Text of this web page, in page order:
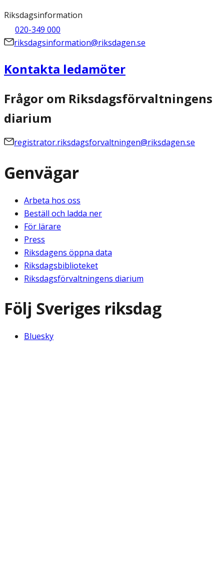
Riksdagsinformation
020-349 000
riksdagsinformation@riksdagen.se
Kontakta ledamöter
Frågor om Riksdagsförvaltningens
diarium
registrator.riksdagsforvaltningen@riksdagen.se
Genvägar
Arbeta hos oss
Beställ och ladda ner
För lärare
Press
Riksdagens öppna data
Riksdagsbiblioteket
Riksdagsförvaltningens diarium
Följ Sveriges riksdag
Bluesky